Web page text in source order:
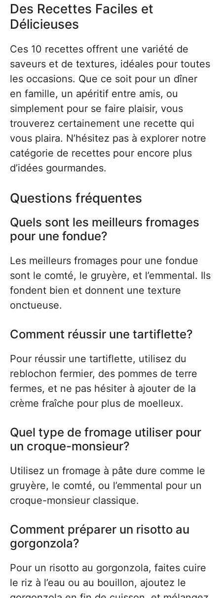
Des Recettes Faciles et
Délicieuses
Ces 10 recettes offrent une variété de
saveurs et de textures, idéales pour toutes
les occasions. Que ce soit pour un dîner
en famille, un apéritif entre amis, ou
simplement pour se faire plaisir, vous
trouverez certainement une recette qui
vous plaira. N’hésitez pas à explorer notre
catégorie de recettes pour encore plus
d’idées gourmandes.
Questions fréquentes
Quels sont les meilleurs fromages
pour une fondue?
Les meilleurs fromages pour une fondue
sont le comté, le gruyère, et l’emmental. Ils
fondent bien et donnent une texture
onctueuse.
Comment réussir une tartiflette?
Pour réussir une tartiflette, utilisez du
reblochon fermier, des pommes de terre
fermes, et ne pas hésiter à ajouter de la
crème fraîche pour plus de moelleux.
Quel type de fromage utiliser pour
un croque-monsieur?
Utilisez un fromage à pâte dure comme le
gruyère, le comté, ou l’emmental pour un
croque-monsieur classique.
Comment préparer un risotto au
gorgonzola?
Pour un risotto au gorgonzola, faites cuire
le riz à l’eau ou au bouillon, ajoutez le